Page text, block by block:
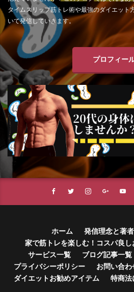
タイムスリップ筋トレ術や最強のダイエット
いて発信していきます。
プロフィー
ホーム
発信理念と著
家で筋トレを楽しむ！コスパ良
サービス一覧
ブログ記事一覧
プライバシーポリシー
お問い合わ
ダイエットお勧めアイテム
特商法